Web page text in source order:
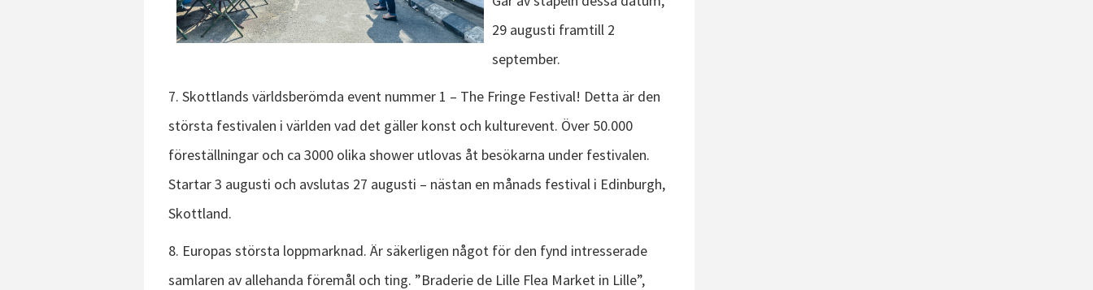
29 augusti framtill 2
september.
7. Skottlands världsberömda event nummer 1 – The Fringe Festival! Detta är den
största festivalen i världen vad det gäller konst och kulturevent. Över 50.000
föreställningar och ca 3000 olika shower utlovas åt besökarna under festivalen.
Startar 3 augusti och avslutas 27 augusti – nästan en månads festival i Edinburgh,
Skottland.
8. Europas största loppmarknad. Är säkerligen något för den fynd intresserade
samlaren av allehanda föremål och ting. ”Braderie de Lille Flea Market in Lille”,